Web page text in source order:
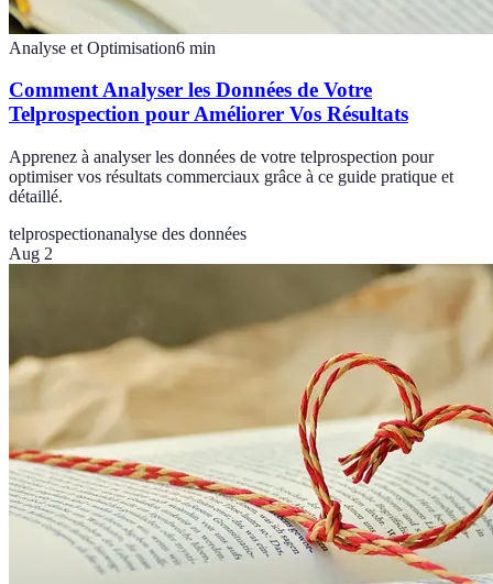
Analyse et Optimisation6 min
Comment Analyser les Données de Votre
Telprospection pour Améliorer Vos Résultats
Apprenez à analyser les données de votre telprospection pour
optimiser vos résultats commerciaux grâce à ce guide pratique et
détaillé.
telprospectionanalyse des données
Aug 2